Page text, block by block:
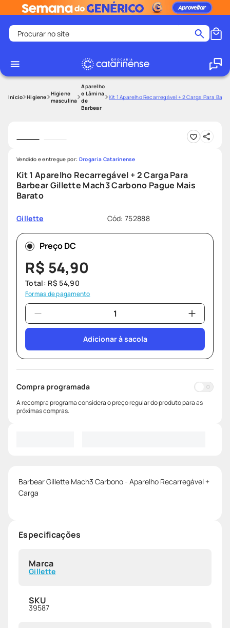
Procurar no site
1
fralda
8º
ozivy
9º
lenço umedecido
10º protetor solar
Higiene
Higiene
masculina
Aparelho
e Lâmina
de
Barbear
Kit 1 Aparelho Recarregável + 2 Carga Para
Kit 1 Aparelho Recarregável + 2 Carga Para
Barbear Gillette Mach3 Carbono Pague Mais
Barato
Gillette Cód:752888
Vendido e entregue por: Drogaria Catarinense
Preço DC
R$ 54,90
Total: R$ 54,90
Formas de pagamento
Adicionar à sacola
Compra programada
A recompra programa considera o preço regular do produto para as
próximas compras.
Barbear Gillette Mach3 Carbono - Aparelho Recarregável +
Carga
Especificações
Marca
Gillette
SKU
39587